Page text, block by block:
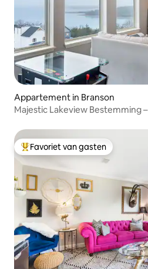
Appartement in Branson
Majestic Lakeview Bestemming
Topfavoriet van gasten
Favoriet van gasten